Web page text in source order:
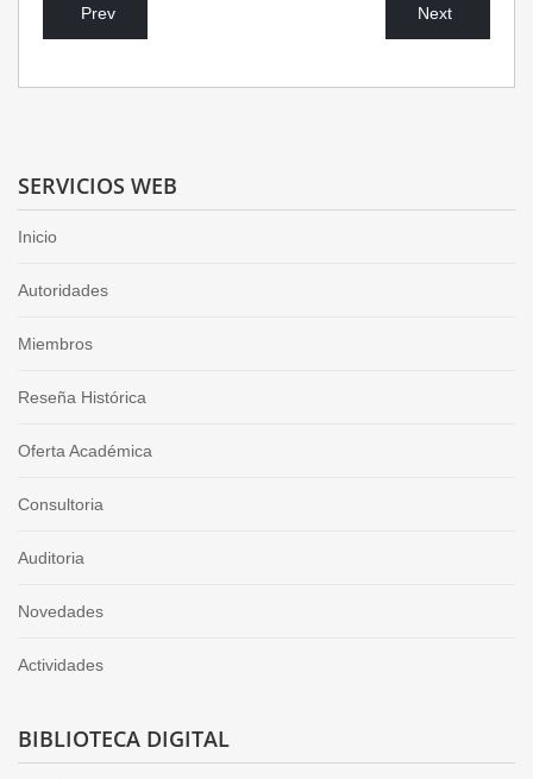
Prev Next
SERVICIOS WEB
Inicio
Autoridades
Miembros
Reseña Histórica
Oferta Académica
Consultoria
Auditoria
Novedades
Actividades
BIBLIOTECA DIGITAL